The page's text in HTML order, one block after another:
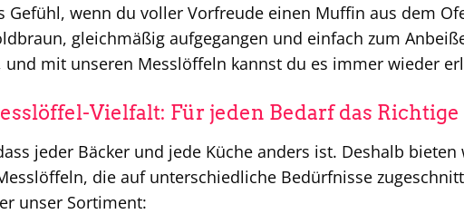
Gefühl, wenn du voller Vorfreude einen Muffin aus dem
gleichmäßig aufgegangen und einfach zum
und mit unseren Messlöffeln kannst du es immer wieder
Vielfalt: Für jeden Bedarf das Richtige
jeder Bäcker und jede Küche anders ist. Deshalb
die auf unterschiedliche Bedürfnisse
unser Sortiment: